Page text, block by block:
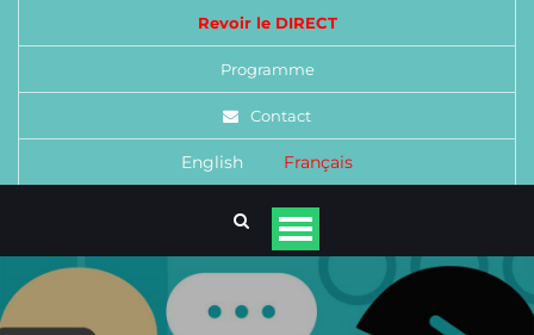
Revoir le DIRECT
Programme
Contact
English Français